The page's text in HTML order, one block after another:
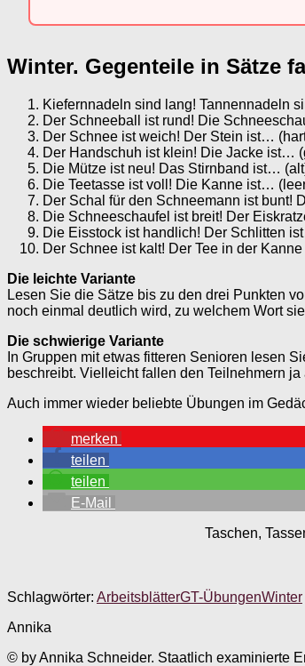
Winter. Gegenteile in Sätze
Kiefernnadeln sind lang! Tannennadeln
Der Schneeball ist rund! Die
Der Schnee ist weich! Der Stein ist…
Der Handschuh ist klein! Die Jacke ist…
Die Mütze ist neu! Das Stirnband ist…
Die Teetasse ist voll! Die Kanne ist…
Der Schal für den Schneemann ist bunt!
Die Schneeschaufel ist breit! Der
Die Eisstock ist handlich! Der Schlitten
Der Schnee ist kalt! Der Tee in der
Die leichte Variante
Lesen Sie die Sätze bis zu den drei Punkten
noch einmal deutlich wird, zu welchem Wort
Die schwierige Variante
In Gruppen mit etwas fitteren Senioren lesen
beschreibt. Vielleicht fallen den Teilnehmern
Auch immer wieder beliebte Übungen im
merken
teilen
teilen
E-Mail
Taschen,
Schlagwörter: ArbeitsblätterGT-ÜbungenWinter
Annika
© by Annika Schneider. Staatlich examinierte